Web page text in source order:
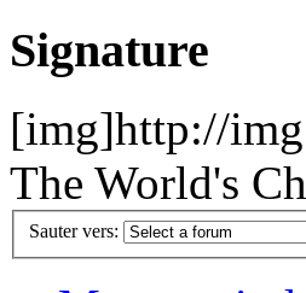
Signature
[img]http://
The World's
Sauter vers: